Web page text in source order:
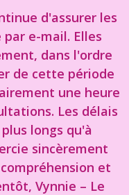
d'assurer les
e-mail. Elles
dans l'ordre
de cette période
une heure
Les délais
longs qu'à
sincèrement
et
Vynnie – Le